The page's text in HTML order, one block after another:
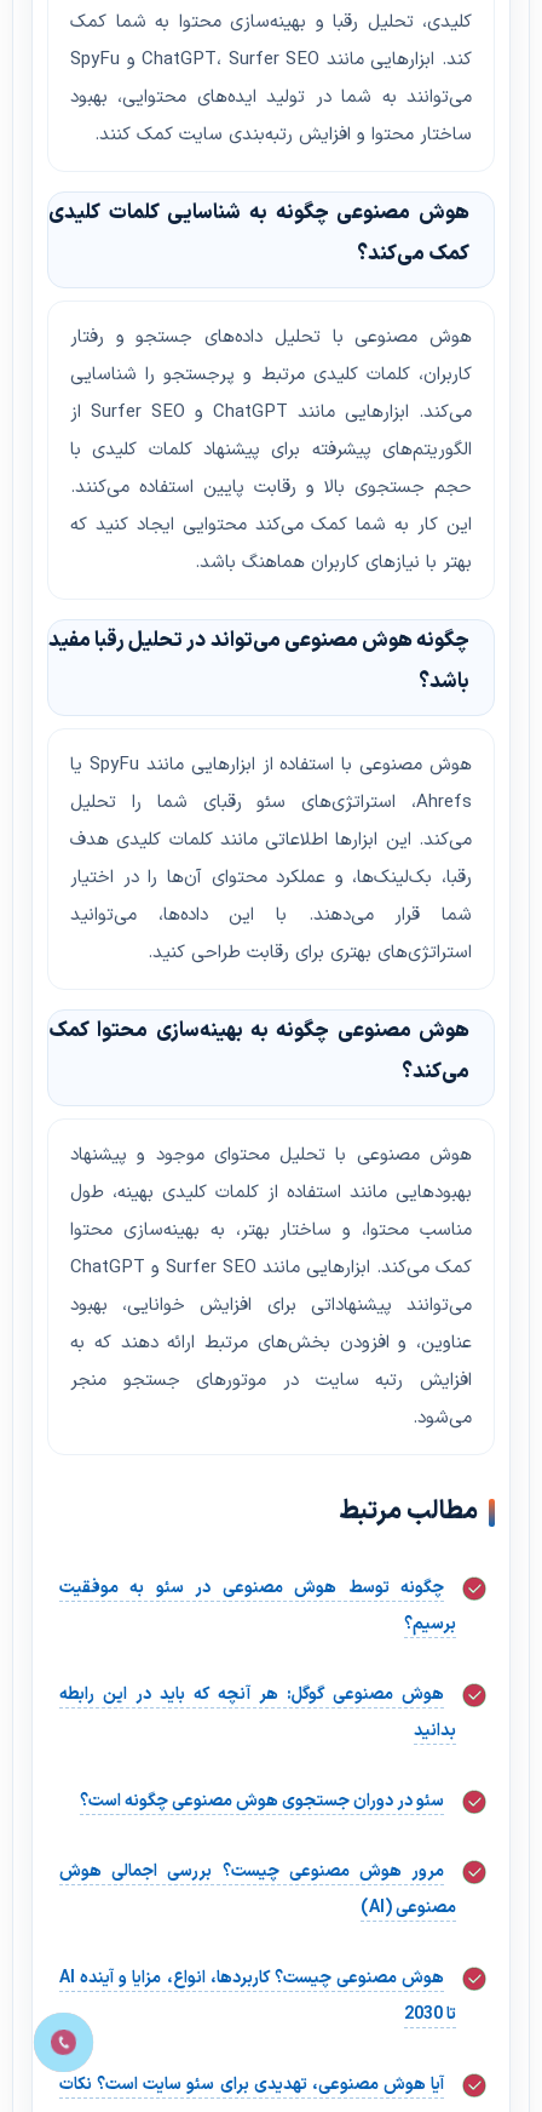
کلیدی، تحلیل رقبا و بهینه‌سازی محتوا به شما کمک
کند. ابزارهایی مانند ChatGPT، Surfer SEO و SpyFu
می‌توانند به شما در تولید ایده‌های محتوایی، بهبود
ساختار محتوا و افزایش رتبه‌بندی سایت کمک کنند.
هوش مصنوعی چگونه به شناسایی کلمات کلیدی
کمک می‌کند؟
هوش مصنوعی با تحلیل داده‌های جستجو و رفتار
کاربران، کلمات کلیدی مرتبط و پرجستجو را شناسایی
می‌کند. ابزارهایی مانند ChatGPT و Surfer SEO از
الگوریتم‌های پیشرفته برای پیشنهاد کلمات کلیدی با
حجم جستجوی بالا و رقابت پایین استفاده می‌کنند.
این کار به شما کمک می‌کند محتوایی ایجاد کنید که
بهتر با نیازهای کاربران هماهنگ باشد.
چگونه هوش مصنوعی می‌تواند در تحلیل رقبا مفید
باشد؟
هوش مصنوعی با استفاده از ابزارهایی مانند SpyFu یا
Ahrefs، استراتژی‌های سئو رقبای شما را تحلیل
می‌کند. این ابزارها اطلاعاتی مانند کلمات کلیدی هدف
رقبا، بک‌لینک‌ها، و عملکرد محتوای آن‌ها را در اختیار
شما قرار می‌دهند. با این داده‌ها، می‌توانید
استراتژی‌های بهتری برای رقابت طراحی کنید.
هوش مصنوعی چگونه به بهینه‌سازی محتوا کمک
می‌کند؟
هوش مصنوعی با تحلیل محتوای موجود و پیشنهاد
بهبودهایی مانند استفاده از کلمات کلیدی بهینه، طول
مناسب محتوا، و ساختار بهتر، به بهینه‌سازی محتوا
کمک می‌کند. ابزارهایی مانند Surfer SEO و ChatGPT
می‌توانند پیشنهاداتی برای افزایش خوانایی، بهبود
عناوین، و افزودن بخش‌های مرتبط ارائه دهند که به
افزایش رتبه سایت در موتورهای جستجو منجر
می‌شود.
مطالب مرتبط
چگونه توسط هوش مصنوعی در سئو به موفقیت
برسیم؟
هوش مصنوعی گوگل: هر آنچه که باید در این رابطه
بدانید
سئو در دوران جستجوی هوش مصنوعی چگونه است؟
مرور هوش مصنوعی چیست؟ بررسی اجمالی هوش
مصنوعی (AI)
هوش مصنوعی چیست؟ کاربردها، انواع، مزایا و آینده AI
تا 2030
آیا هوش مصنوعی، تهدیدی برای سئو سایت است؟ نکات